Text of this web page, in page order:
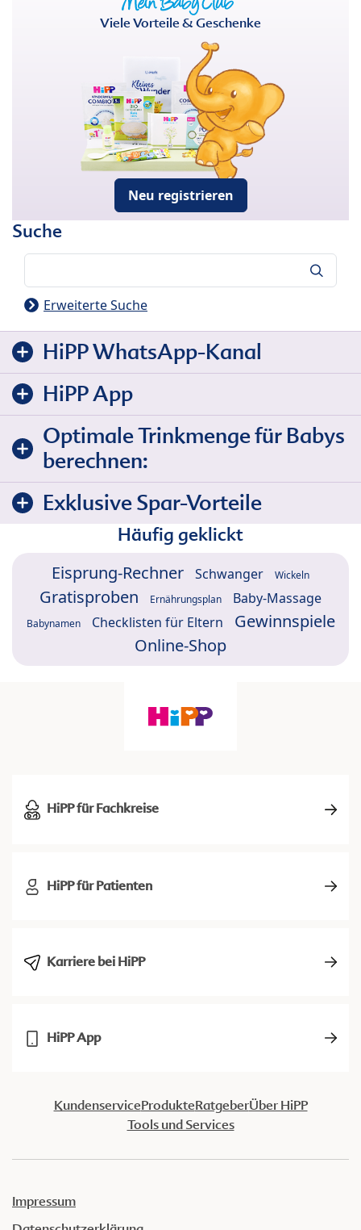
Viele Vorteile & Geschenke
Neu registrieren
Suche
Erweiterte Suche
HiPP WhatsApp-Kanal
HiPP App
Optimale Trinkmenge für Babys
berechnen:
Exklusive Spar-Vorteile
Häufig geklickt
Eisprung-Rechner Schwanger Wickeln
Gratisproben Ernährungsplan Baby-Massage
Babynamen Checklisten für Eltern
Gewinnspiele
Online-Shop
HiPP für Fachkreise
HiPP für Patienten
Karriere bei HiPP
HiPP App
KundenserviceProdukteRatgeberÜber HiPP
Tools und Services
Impressum